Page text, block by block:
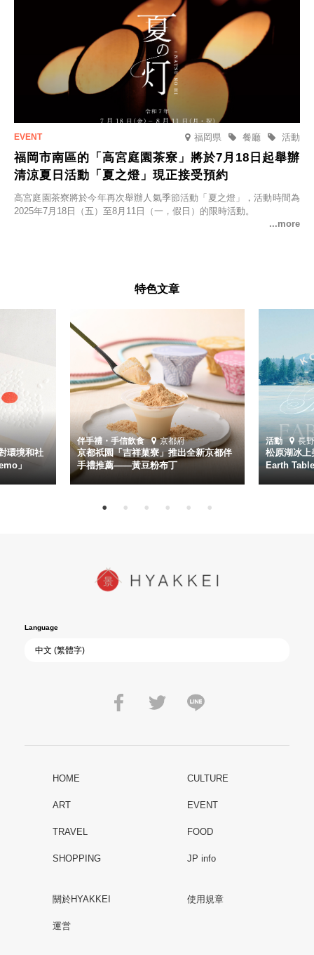
福岡県 活動
餐廳
福岡市南區的「高宮庭園茶寮」將於7月18日起舉辦
清涼夏日活動「夏之燈」現正接受預約
高宮庭園茶寮將於今年再次舉辦人氣季節活動「夏之燈」，活動時間為
2025年7月18日（五）至8月11日（一，假日）的限時活動。
特色文章
環境和社
」
伴手禮・手信飲食 京都府
京都祇園「吉祥菓寮」推出全新京都伴
手禮推薦——黃豆粉布丁
活動 長
松原湖冰
Earth
Language
HOME CULTURE
ART EVENT
TRAVEL FOOD
SHOPPING JP info
關於HYAKKEI 使用規章
運営